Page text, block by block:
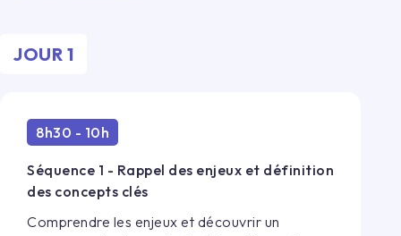
JOUR 1
8h30 - 10h
Séquence 1 - Rappel des enjeux et définition
des concepts clés
Comprendre les enjeux et découvrir un